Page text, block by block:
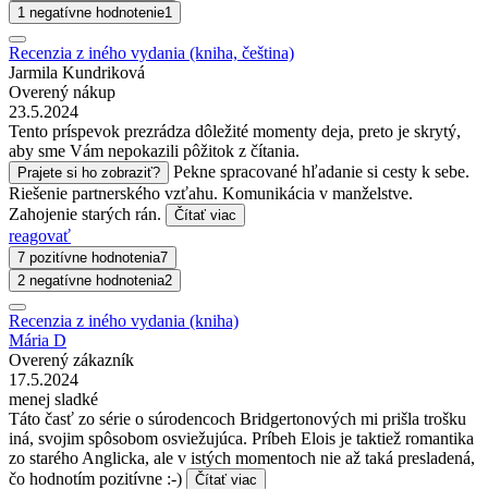
1 negatívne hodnotenie1
Recenzia z iného vydania (kniha, čeština)
Jarmila Kundriková
Overený nákup
23.5.2024
Tento príspevok prezrádza dôležité momenty deja, preto je skrytý,
aby sme Vám nepokazili pôžitok z čítania.
Prajete si ho zobraziť?
Pekne spracované hľadanie si cesty k sebe.
Riešenie partnerského vzťahu. Komunikácia v manželstve.
Zahojenie starých rán.
Čítať viac
reagovať
7 pozitívne hodnotenia7
2 negatívne hodnotenia2
Recenzia z iného vydania (kniha)
Mária D
Overený zákazník
17.5.2024
menej sladké
Táto časť zo série o súrodencoch Bridgertonových mi prišla trošku
iná, svojim spôsobom osviežujúca. Príbeh Elois je taktiež romantika
zo starého Anglicka, ale v istých momentoch nie až taká presladená,
čo hodnotím pozitívne :-)
Čítať viac